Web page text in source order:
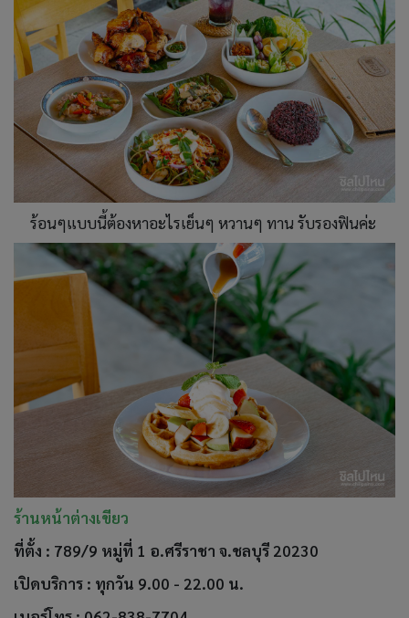
ร้อนๆแบบนี้ต้องหาอะไรเย็นๆ หวานๆ ทาน รับรองฟินค่ะ
ร้านหน้าต่างเขียว
ที่ตั้ง : 789/9 หมู่ที่ 1 อ.ศรีราชา จ.ชลบุรี 20230
เปิดบริการ : ทุกวัน 9.00 - 22.00 น.